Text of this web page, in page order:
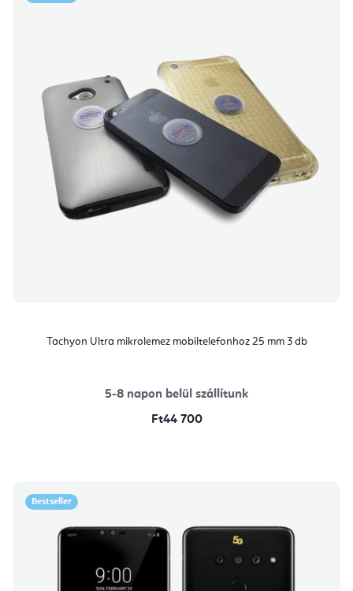
Tachyon Ultra mikrolemez mobiltelefonhoz 25 mm 3 db
5-8 napon belül szállítunk
Ft44 700
Bestseller